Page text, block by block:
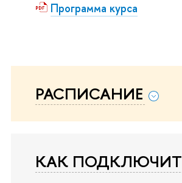
Программа курса
РАСПИСАНИЕ
КАК